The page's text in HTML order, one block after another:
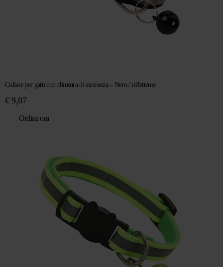
Collare per gatti con chiusura di sicurezza – Nero / riflettente
€9,87
Ordina ora